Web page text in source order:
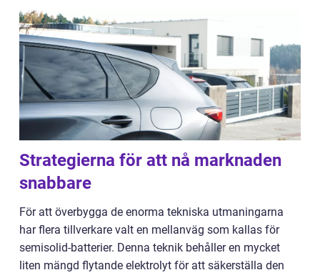
Strategierna för att nå marknaden
snabbare
För att överbygga de enorma tekniska utmaningarna
har flera tillverkare valt en mellanväg som kallas för
semisolid-batterier. Denna teknik behåller en mycket
liten mängd flytande elektrolyt för att säkerställa den